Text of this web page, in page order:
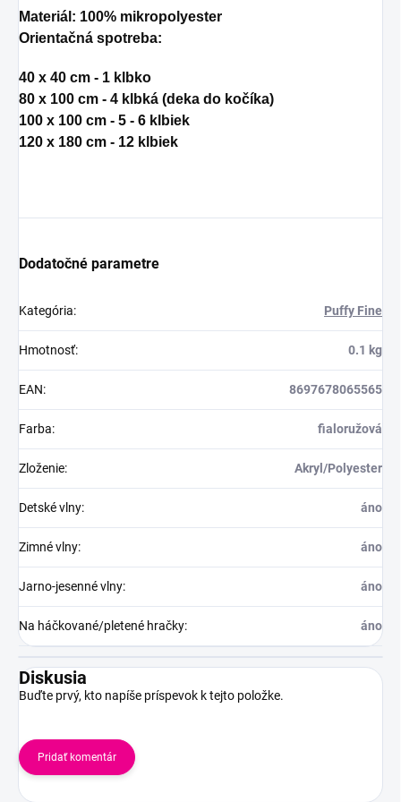
Materiál : 100% mikropolyester
Orientačná spotreba:
40 x 40 cm - 1 klbko
80 x 100 cm - 4 klbká (deka do kočíka)
100 x 100 cm - 5 - 6 klbiek
120 x 180 cm - 12 klbiek
Dodatočné parametre
Kategória: Puffy Fine
Hmotnosť: 0.1 kg
EAN: 8697678065565
Farba: fialoružová
Zloženie: Akryl/Polyester
Detské vlny: áno
Zimné vlny: áno
Jarno-jesenné vlny: áno
Na háčkované/pletené hračky: áno
Diskusia
Buďte prvý, kto napíše príspevok k tejto položke.
Pridať komentár